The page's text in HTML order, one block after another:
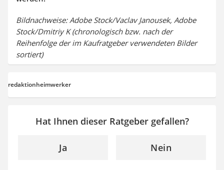
Bildnachweise: Adobe Stock/Vaclav Janousek, Adobe
Stock/Dmitriy K (chronologisch bzw. nach der
Reihenfolge der im Kaufratgeber verwendeten Bilder
sortiert)
redaktionheimwerker
Hat Ihnen dieser Ratgeber gefallen?
Ja Nein